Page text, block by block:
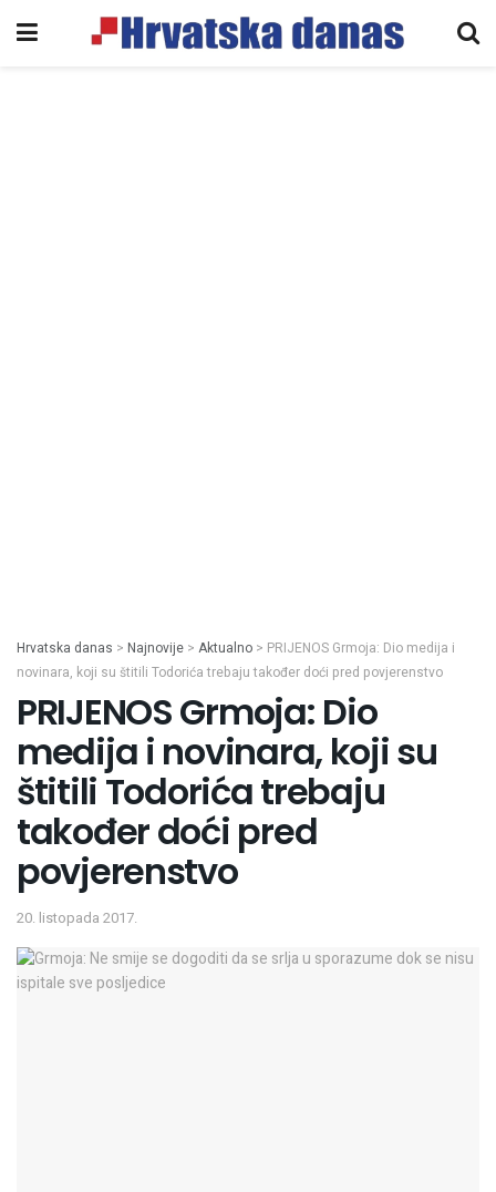
Hrvatska danas > Najnovije > Aktualno > PRIJENOS Grmoja: Dio medija i
novinara, koji su štitili Todorića trebaju također doći pred povjerenstvo
PRIJENOS Grmoja: Dio
medija i novinara, koji su
štitili Todorića trebaju
također doći pred
povjerenstvo
20. listopada 2017.